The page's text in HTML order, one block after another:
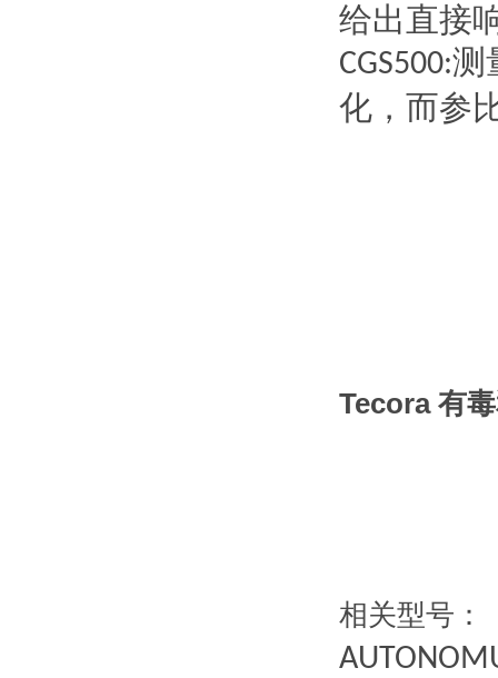
给出直接
CGS500:测
化，而参
Tecora 有
相关型号：